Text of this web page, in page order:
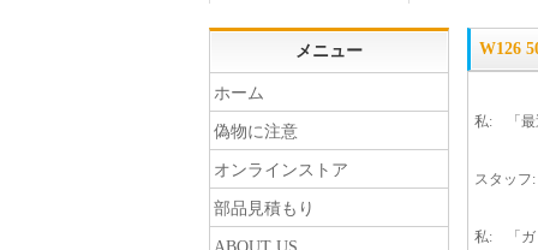
W126
私: 「最
スタッフ
私: 「ガ
メニュー
ホーム
偽物に注意
オンラインストア
部品見積もり